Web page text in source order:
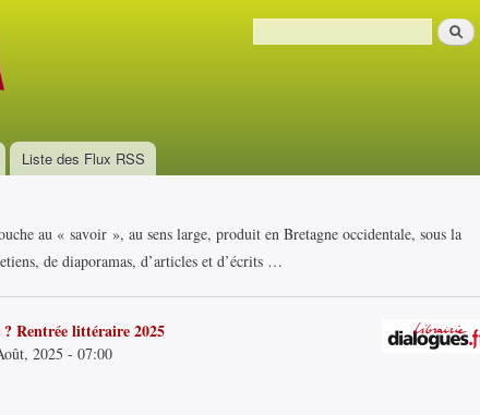
Formulaire de recherche
Liste des Flux RSS
au « savoir », au sens large, produit en Bretagne occidentale, sous la
de diaporamas, d’articles et d’écrits …
? Rentrée littéraire 2025
2025 - 07:00